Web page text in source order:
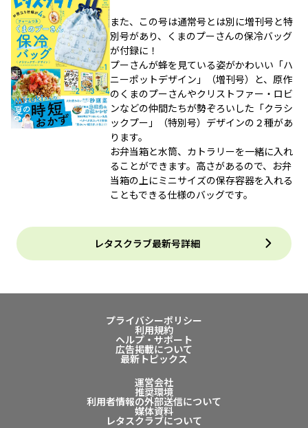
また、この号は通常号とは別に増刊号と特
別号があり、くまのプーさんの保冷バッグ
が付録に！
プーさんが蜂を見ている姿がかわいい「ハ
ニーポットデザイン」（増刊号）と、原作
のくまのプーさんやクリストファー・ロビ
ンなどの仲間たちが勢ぞろいした「クラシ
ックプー」（特別号）デザインの２種があ
ります。
お弁当箱と水筒、カトラリーを一緒に入れ
ることができます。高さがあるので、お弁
当箱の上にミニサイズの保存容器を入れる
こともできる仕様のバッグです。
レタスクラブ最新号詳細
プライバシーポリシー
利用規約
ヘルプ・サポート
広告掲載について
最新トピックス
運営会社
推奨環境
利用者情報の外部送信について
媒体資料
レタスクラブについて